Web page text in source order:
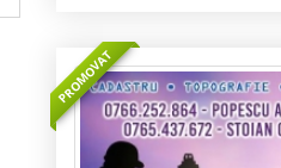
PROMOVAT